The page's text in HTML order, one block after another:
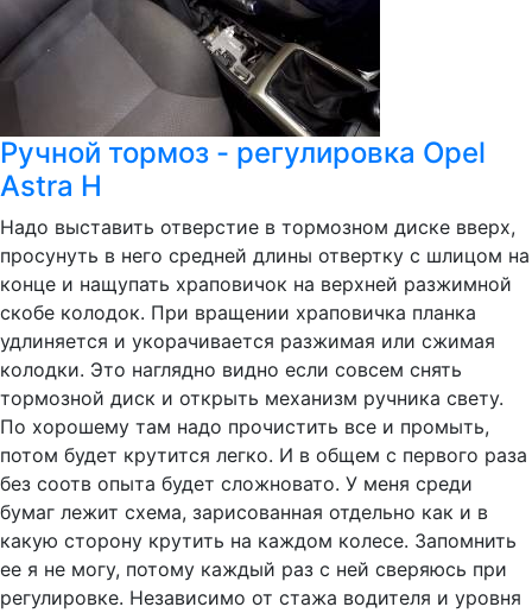
Ручной тормоз - регулировка Opel
Astra H
Надо выставить отверстие в тормозном диске вверх,
просунуть в него средней длины отвертку с шлицом на
конце и нащупать храповичок на верхней разжимной
скобе колодок. При вращении храповичка планка
удлиняется и укорачивается разжимая или сжимая
колодки. Это наглядно видно если совсем снять
тормозной диск и открыть механизм ручника свету.
По хорошему там надо прочистить все и промыть,
потом будет крутится легко. И в общем с первого раза
без соотв опыта будет сложновато. У меня среди
бумаг лежит схема, зарисованная отдельно как и в
какую сторону крутить на каждом колесе. Запомнить
ее я не могу, потому каждый раз с ней сверяюсь при
регулировке. Независимо от стажа водителя и уровня